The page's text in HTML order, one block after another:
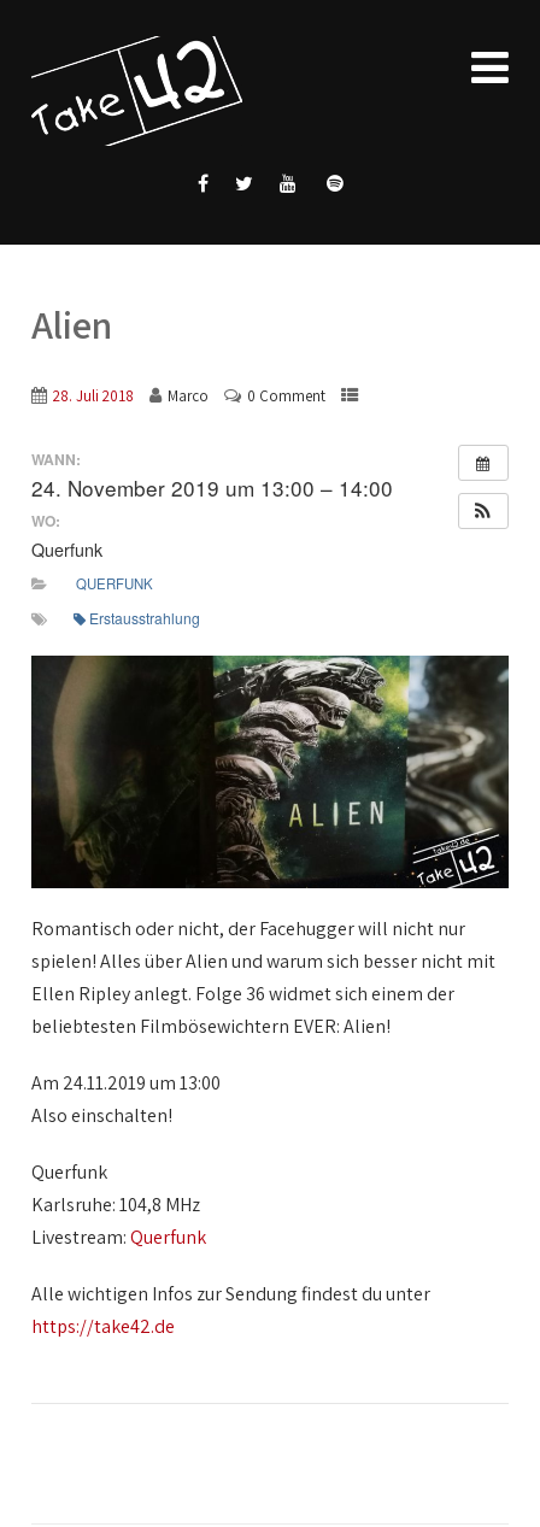
Alien
28. Juli 2018 Marco 0 Comment
WANN:
24. November 2019 um 13:00 – 14:00
WO:
Querfunk
QUERFUNK
Erstausstrahlung
Romantisch oder nicht, der Facehugger will nicht nur
spielen! Alles über Alien und warum sich besser nicht mit
Ellen Ripley anlegt. Folge 36 widmet sich einem der
beliebtesten Filmbösewichtern EVER: Alien!
Am 24.11.2019 um 13:00
Also einschalten!
Querfunk
Karlsruhe: 104,8 MHz
Livestream:Querfunk
Alle wichtigen Infos zur Sendung findest du unter
https://take42.de